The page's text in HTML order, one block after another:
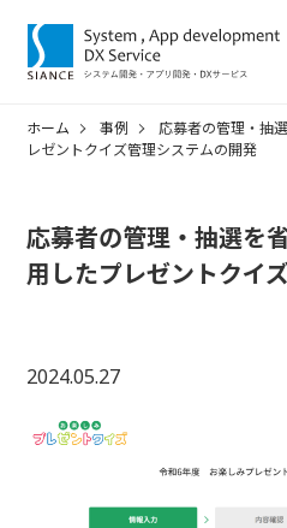
ホーム 事例
応募者の管理・抽
レゼントクイズ管理システムの開発
応募者の管理・抽選
用したプレゼントクイ
2024.05.27